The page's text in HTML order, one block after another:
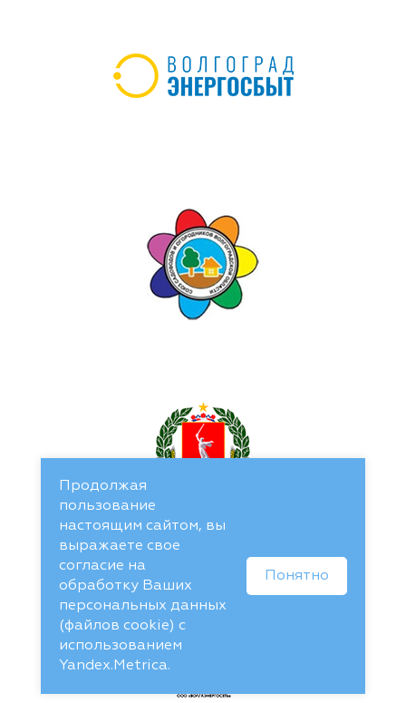
Продолжая
пользование
настоящим сайтом, вы
выражаете свое
согласие на
обработку Ваших
персональных данных
(файлов cookie) с
использованием
Yandex.Metrica.
Понятно